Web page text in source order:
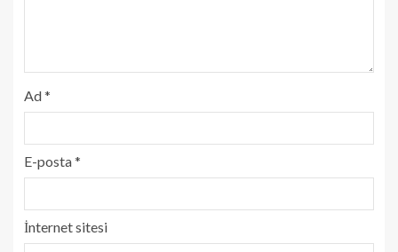
Ad*
E-posta*
İnternet sitesi